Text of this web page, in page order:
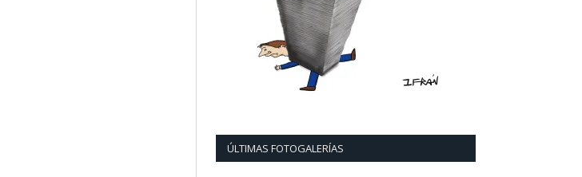
ÚLTIMAS FOTOGALERÍAS